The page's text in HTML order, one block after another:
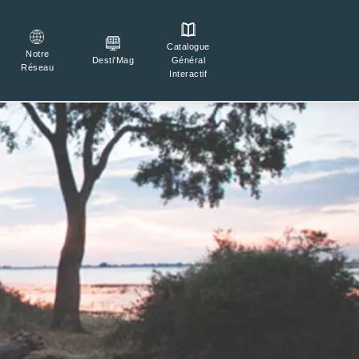
Notre
Réseau
Desti'Mag
Catalogue
Général
Interactif